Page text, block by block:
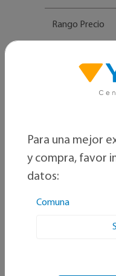
Rango Precio
Para una mejor
y compra, favor
datos:
Comuna